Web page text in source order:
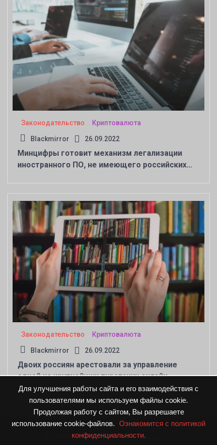
Для улучшения работы сайта и его взаимодействия с
пользователями мы используем файлы cookie.
Продолжая работу с сайтом, Вы разрешаете
использование cookie-файлов.
Ознакомится с политикой
конфиденциальности.
Законодательство Криптовалюта
Blackmirror 26.09.2022
Минцифры готовит механизм легализации
иностранного ПО, не имеющего российских
Законодательство Криптовалюта
Blackmirror 26.09.2022
Двоих россиян арестовали за управление
одной из крупнейших пиратских онлайн-
библиотек Z-Library
© DPNnews.ru. Все права защищены